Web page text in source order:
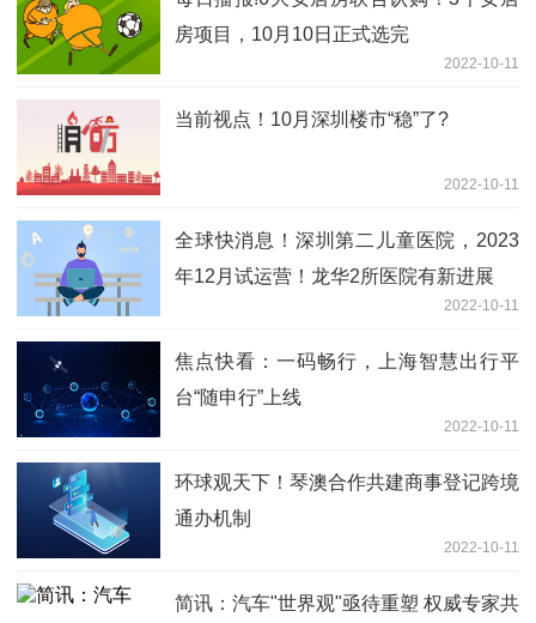
房项目，10月10日正式选完
2022-10-11
当前视点！10月深圳楼市“稳”了?
2022-10-11
全球快消息！深圳第二儿童医院，2023
年12月试运营！龙华2所医院有新进展
2022-10-11
焦点快看：一码畅行，上海智慧出行平
台“随申行”上线
2022-10-11
环球观天下！琴澳合作共建商事登记跨境
通办机制
2022-10-11
简讯：汽车"世界观"亟待重塑 权威专家共